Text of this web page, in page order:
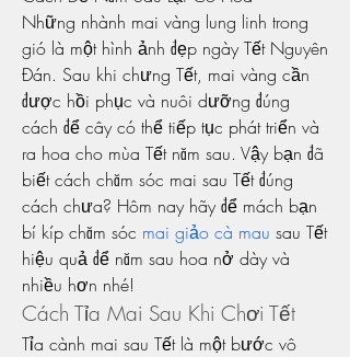
Những nhành mai vàng lung linh trong
gió là một hình ảnh đẹp ngày Tết Nguyên
Đán. Sau khi chưng Tết, mai vàng cần
được hồi phục và nuôi dưỡng đúng
cách để cây có thể tiếp tục phát triển và
ra hoa cho mùa Tết năm sau. Vậy bạn đã
biết cách chăm sóc mai sau Tết đúng
cách chưa? Hôm nay hãy để mách bạn
bí kíp chăm sóc mai giảo cà mau sau Tết
hiệu quả để năm sau hoa nở dày và
nhiều hơn nhé!
Cách Tỉa Mai Sau Khi Chơi Tết
Tỉa cành mai sau Tết là một bước vô